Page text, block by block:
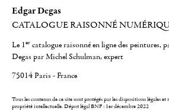
Edgar Degas
CATALOGUE RAISONNÉ
Le 1er catalogue raisonné en ligne des peintures,
Degas par Michel Schulman, expert
75014 Paris - France
Tous les contenus de ce site sont protégés par les dispositions légales et
propriété intellectuelle.Dépot légal BNF : 1er décembre 2022